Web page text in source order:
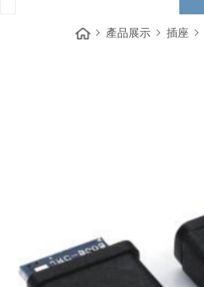
產品展示 插座